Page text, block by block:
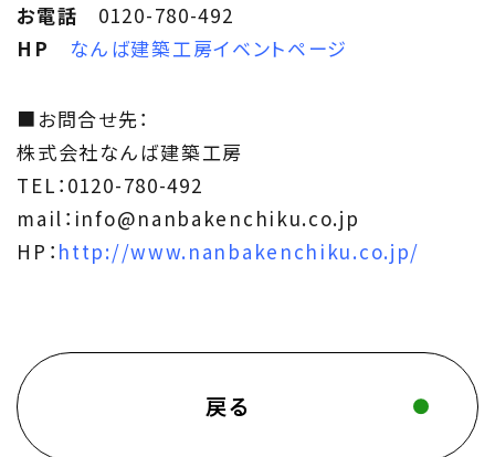
お電話 0120-780-492
HP
なんば建築工房イベントページ
■お問合せ先：
株式会社なんば建築工房
TEL：0120-780-492
mail：info@nanbakenchiku.co.jp
HP： http://www.nanbakenchiku.co.jp/
戻る